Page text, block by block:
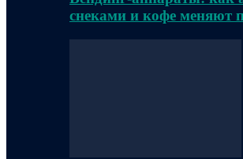
снеками и кофе меняют